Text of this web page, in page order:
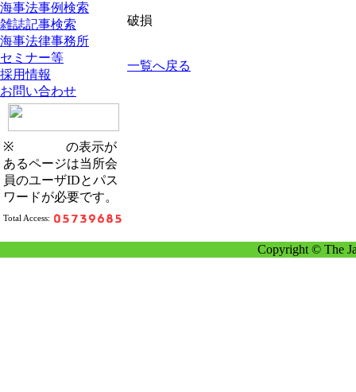
海事法事例検索
雑誌記事検索
海事法律事務所
セミナー等
採用情報
お問い合わせ
※
の表示が
あるページは当所会
員のユーザIDとパス
ワードが必要です。
Total Access:
破損
一覧へ戻る
Copyright © The